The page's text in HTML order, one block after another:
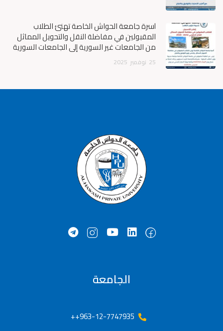
أسرة جامعة الحواش الخاصة تهنئ الطلاب
المقبولين في مفاضلة النقل والتحويل المماثل
من الجامعات غير السورية إلى الجامعات السورية
25 نوفمبر 2025
الجامعة
963-12-7747935++